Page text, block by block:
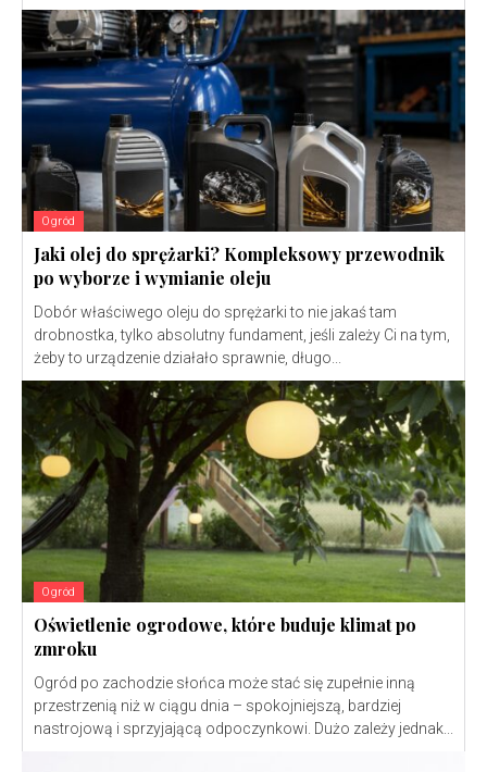
Ogród
Jaki olej do sprężarki? Kompleksowy przewodnik
po wyborze i wymianie oleju
Dobór właściwego oleju do sprężarki to nie jakaś tam
drobnostka, tylko absolutny fundament, jeśli zależy Ci na tym,
żeby to urządzenie działało sprawnie, długo...
Ogród
Oświetlenie ogrodowe, które buduje klimat po
zmroku
Ogród po zachodzie słońca może stać się zupełnie inną
przestrzenią niż w ciągu dnia – spokojniejszą, bardziej
nastrojową i sprzyjającą odpoczynkowi. Dużo zależy jednak...